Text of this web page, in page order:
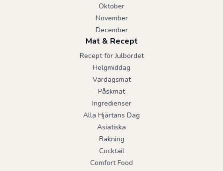
Oktober
November
December
Mat & Recept
Recept för Julbordet
Helgmiddag
Vardagsmat
Påskmat
Ingredienser
Alla Hjärtans Dag
Asiatiska
Bakning
Cocktail
Comfort Food